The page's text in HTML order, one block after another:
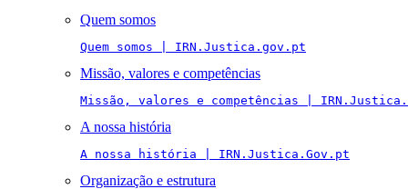
Quem somos
Quem somos | IRN.Justica.gov.pt
Missão, valores e competências
Missão, valores e competências |
A nossa história
A nossa história | IRN.Justica.Gov.pt
Organização e estrutura